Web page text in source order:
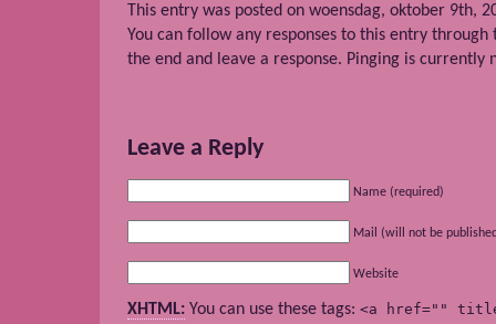
This entry was posted on woensdag, oktober 9th,
You can follow any responses to this entry
the end and leave a response. Pinging is currently
Leave a Reply
Name (required)
Mail (will not be
Website
XHTML: You can use these tags: <a href=""